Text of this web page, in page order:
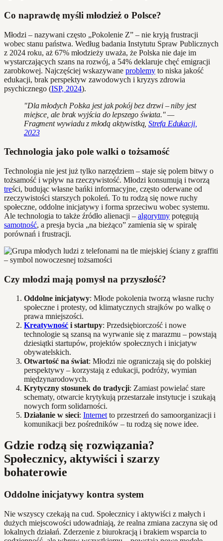
Co naprawdę myśli młodzież o Polsce?
Młodzi – nazywani często „Pokolenie Z” – nie kryją frustracji
wobec stanu państwa. Według badania Instytutu Spraw Publicznych
z 2024 roku, aż 67% młodzieży uważa, że Polska nie daje im
wystarczających szans na rozwój, a 54% deklaruje chęć emigracji
zarobkowej. Najczęściej wskazywane problemy to niska jakość
edukacji, brak perspektyw zawodowych i kryzys zdrowia
psychicznego (ISP, 2024).
"Dla młodych Polska jest jak pokój bez drzwi – niby jest
miejsce, ale brak wyjścia do lepszego świata." —
Fragment wywiadu z młodą aktywistką,Strefa Edukacji,
2023
Technologia jako pole walki o tożsamość
Technologia nie jest już tylko narzędziem – staje się polem bitwy o
tożsamość i wpływ na rzeczywistość. Młodzi konsumują i tworzą
treści, budując własne bańki informacyjne, często oderwane od
rzeczywistości starszych pokoleń. To tu rodzą się nowe ruchy
społeczne, oddolne inicjatywy i forma sprzeciwu wobec systemu.
Ale technologia to także źródło alienacji – algorytmy potęgują
samotność, a presja bycia „na bieżąco” zamienia się w spiralę
porównań i frustracji.
Czy młodzi mają pomysł na przyszłość?
Oddolne inicjatywy: Młode pokolenia tworzą własne ruchy
społeczne i protesty, od klimatycznych strajków po walkę o
prawa mniejszości.
Kreatywność i startupy: Przedsiębiorczość i nowe
technologie są szansą na wyrwanie się z marazmu – powstają
dziesiątki startupów, projektów społecznych i inicjatyw
obywatelskich.
Otwartość na świat: Młodzi nie ograniczają się do polskiej
perspektywy – korzystają z edukacji, podróży, wymian
międzynarodowych.
Krytyczny stosunek do tradycji: Zamiast powielać stare
schematy, otwarcie krytykują przestarzałe instytucje i szukają
nowych form solidarności.
Działanie w sieci: Internetto przestrzeń do samoorganizacji i
komunikacji bez pośredników – tu rodzą się nowe idee.
Gdzie rodzą się rozwiązania?
Społecznicy, aktywiści i szarzy
bohaterowie
Oddolne inicjatywy kontra system
Nie wszyscy czekają na cud. Społecznicy i aktywiści z małych i
dużych miejscowości udowadniają, że realna zmiana zaczyna się od
lokalnych działań. Zderzenie z biurokracją i brakiem wsparcia to